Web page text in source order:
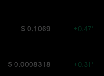
$ 0.1069 +0.47%
$ 0.0008318 +0.31%